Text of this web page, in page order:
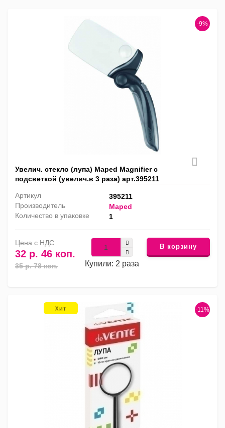
-9%
Увелич. стекло (лупа) Maped Magnifier с
подсветкой (увелич.в 3 раза) арт.395211
Артикул
395211
Производитель
Maped
Количество в упаковке
1
Цена с НДС
32 р. 46 коп.
35 р. 78 коп. Купили: 2 раза
В корзину
-11%